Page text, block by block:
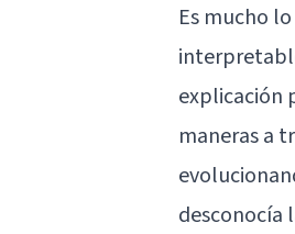
Es mucho
explicación
maneras a
desconocía